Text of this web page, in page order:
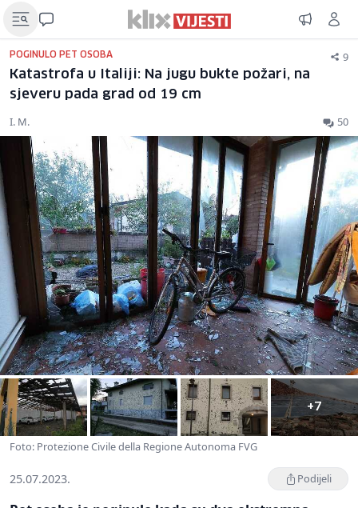
POGINULO PET OSOBA 9
Katastrofa u Italiji: Na jugu bukte požari, na
sjeveru pada grad od 19 cm
I. M. 50
+7
Foto: Protezione Civile della Regione Autonoma FVG
25.07.2023. Podijeli